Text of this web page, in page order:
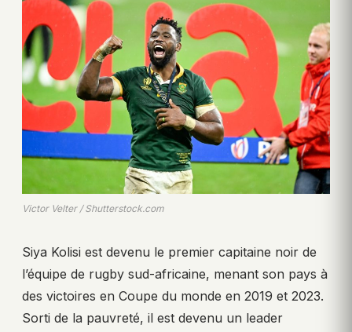
Victor Velter / Shutterstock.com
Siya Kolisi est devenu le premier capitaine noir de
l’équipe de rugby sud-africaine, menant son pays à
des victoires en Coupe du monde en 2019 et 2023.
Sorti de la pauvreté, il est devenu un leader